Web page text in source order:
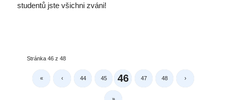
studentů jste všichni zváni!
Stránka 46 z 48
« ‹ 44 45 46 47 48 ›